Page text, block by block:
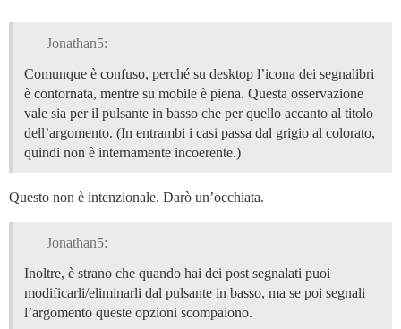
Jonathan5:
Comunque è confuso, perché su desktop l’icona dei segnalibri
è contornata, mentre su mobile è piena. Questa osservazione
vale sia per il pulsante in basso che per quello accanto al titolo
dell’argomento. (In entrambi i casi passa dal grigio al colorato,
quindi non è internamente incoerente.)
Questo non è intenzionale. Darò un’occhiata.
Jonathan5:
Inoltre, è strano che quando hai dei post segnalati puoi
modificarli/eliminarli dal pulsante in basso, ma se poi segnali
l’argomento queste opzioni scompaiono.